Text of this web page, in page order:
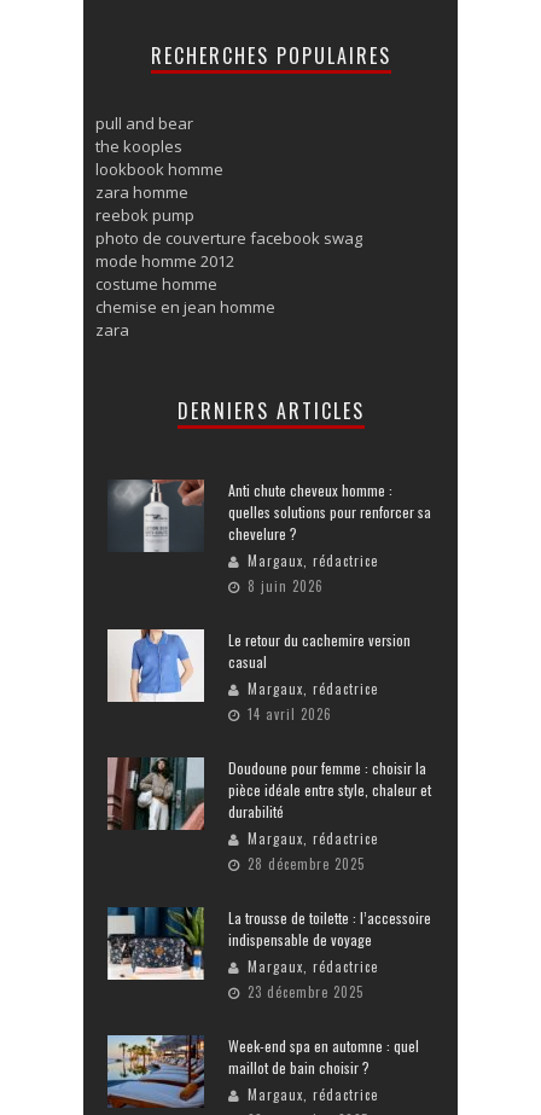
RECHERCHES POPULAIRES
pull and bear
the kooples
lookbook homme
zara homme
reebok pump
photo de couverture facebook swag
mode homme 2012
costume homme
chemise en jean homme
zara
DERNIERS ARTICLES
Anti chute cheveux homme :
quelles solutions pour renforcer sa
chevelure ?
Margaux, rédactrice
8 juin 2026
Le retour du cachemire version
casual
Margaux, rédactrice
14 avril 2026
Doudoune pour femme : choisir la
pièce idéale entre style, chaleur et
durabilité
Margaux, rédactrice
28 décembre 2025
La trousse de toilette : l’accessoire
indispensable de voyage
Margaux, rédactrice
23 décembre 2025
Week-end spa en automne : quel
maillot de bain choisir ?
Margaux, rédactrice